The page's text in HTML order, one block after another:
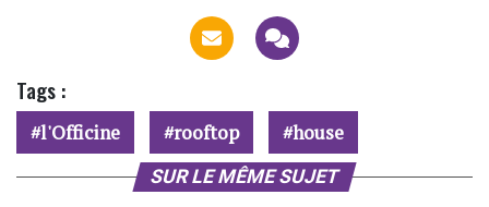
Tags :
l'Officine rooftop house
SUR LE MÊME SUJET